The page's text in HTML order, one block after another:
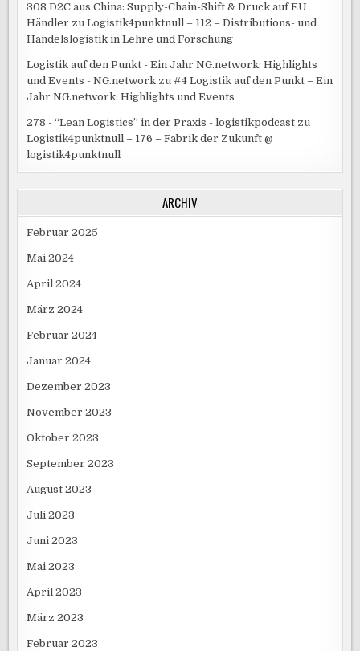
308 D2C aus China: Supply-Chain-Shift & Druck auf EU
Händler zuLogistik4punktnull – 112 – Distributions- und
Handelslogistik in Lehre und Forschung
Logistik auf den Punkt - Ein Jahr NG.network: Highlights
und Events - NG.network zu#4 Logistik auf den Punkt – Ein
Jahr NG.network: Highlights und Events
278 - “Lean Logistics” in der Praxis - logistikpodcast zu
Logistik4punktnull – 176 – Fabrik der Zukunft @
logistik4punktnull
ARCHIV
Februar 2025
Mai 2024
April 2024
März 2024
Februar 2024
Januar 2024
Dezember 2023
November 2023
Oktober 2023
September 2023
August 2023
Juli 2023
Juni 2023
Mai 2023
April 2023
März 2023
Februar 2023